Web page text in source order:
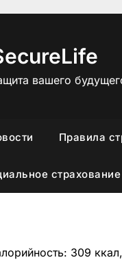
вашего
Правила
страхование
309